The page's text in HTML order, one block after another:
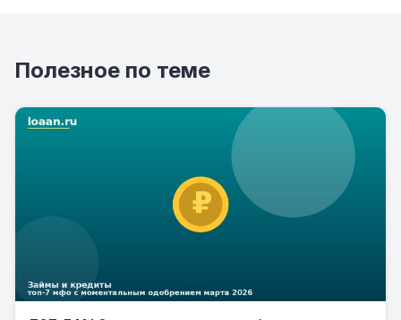
Полезное по теме